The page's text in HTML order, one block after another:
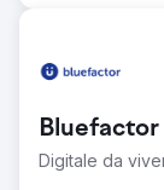
su Clutch:
1.000 nuove
Bluefactor
Digitale da